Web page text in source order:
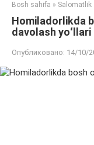
Bosh sahifa » Salomatlik
Homiladorlikda
davolash yoʻllari
Опубликовано: 14/10/